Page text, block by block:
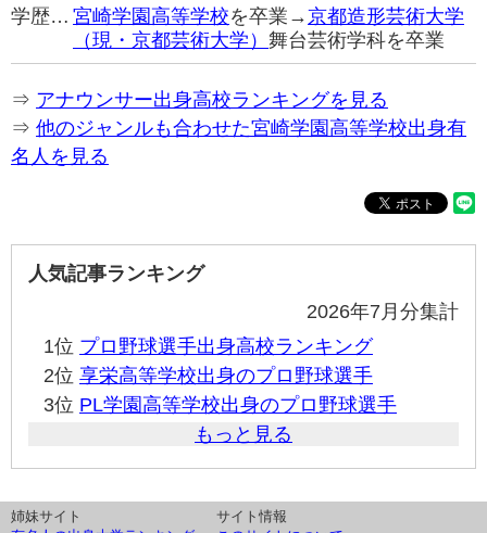
学歴… 宮崎学園高等学校を卒業→京都造形芸術大学
（現・京都芸術大学） 舞台芸術学科を卒業
⇒ アナウンサー出身高校ランキングを見る
⇒ 他のジャンルも合わせた宮崎学園高等学校出身有
名人を見る
人気記事ランキング
2026年7月分集計
1位 プロ野球選手出身高校ランキング
2位 享栄高等学校出身のプロ野球選手
3位 PL学園高等学校出身のプロ野球選手
もっと見る
姉妹サイト
サイト情報